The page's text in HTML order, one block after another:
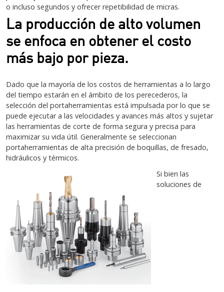
o incluso segundos y ofrecer repetibilidad de micras.
La producción de alto volumen
se enfoca en obtener el costo
más bajo por pieza.
Dado que la mayoría de los costos de herramientas a lo largo
del tiempo estarán en el ámbito de los perecederos, la
selección del portaherramientas está impulsada por lo que se
puede ejecutar a las velocidades y avances más altos y sujetar
las herramientas de corte de forma segura y precisa para
maximizar su vida útil. Generalmente se seleccionan
portaherramientas de alta precisión de boquillas, de fresado,
hidráulicos y térmicos.
Si bien las
soluciones de